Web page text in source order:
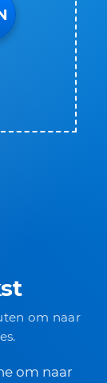
om naar
om naar